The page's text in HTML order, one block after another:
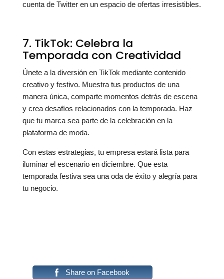
cuenta de Twitter en un espacio de ofertas irresistibles.
7. TikTok: Celebra la
Temporada con Creatividad
Únete a la diversión en TikTok mediante contenido
creativo y festivo. Muestra tus productos de una
manera única, comparte momentos detrás de escena
y crea desafíos relacionados con la temporada. Haz
que tu marca sea parte de la celebración en la
plataforma de moda.
Con estas estrategias, tu empresa estará lista para
iluminar el escenario en diciembre. Que esta
temporada festiva sea una oda de éxito y alegría para
tu negocio.
Share on Facebook